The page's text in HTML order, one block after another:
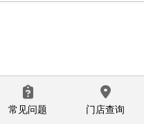
常见问题 门店查询